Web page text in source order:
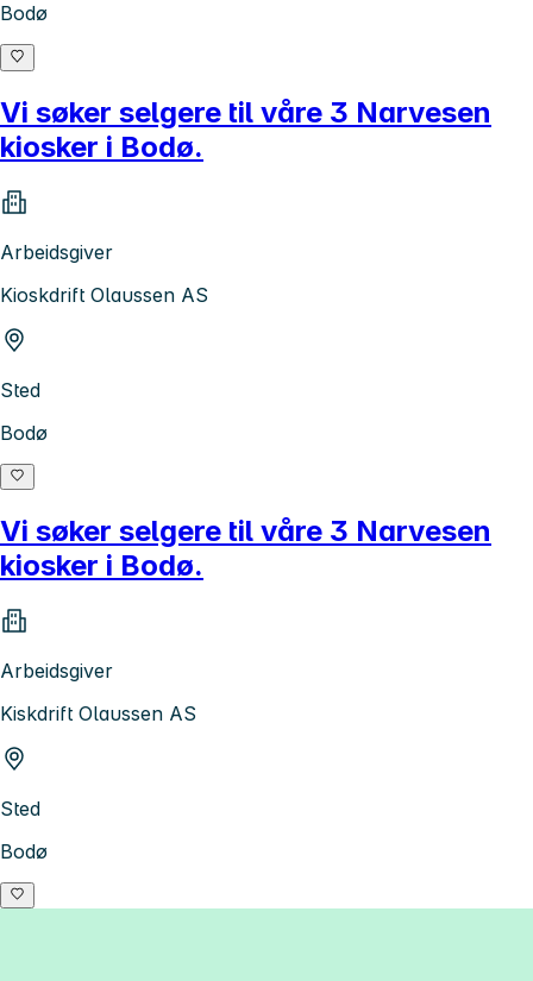
Bodø
Vi søker selgere til våre 3 Narvesen
kiosker i Bodø.
Arbeidsgiver
Kioskdrift Olaussen AS
Sted
Bodø
Vi søker selgere til våre 3 Narvesen
kiosker i Bodø.
Arbeidsgiver
Kiskdrift Olaussen AS
Sted
Bodø